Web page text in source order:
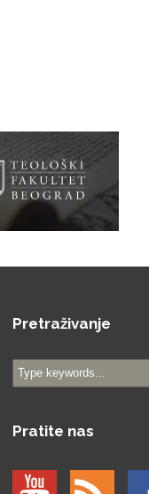
Pretraživanje
Pratite nas